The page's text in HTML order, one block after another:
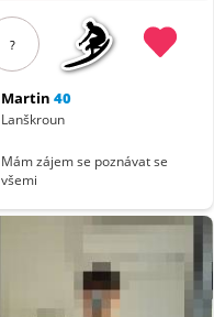
?
Martin 40
Lanškroun
Mám zájem se poznávat se
všemi